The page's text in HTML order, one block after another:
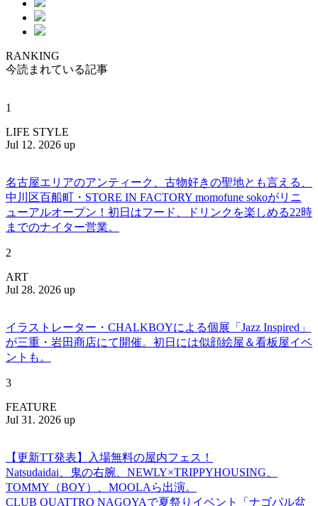
RANKING
今読まれている記事
1
LIFE STYLE
Jul 12. 2026 up
名古屋エリアのアンティーク、古物好きの聖地とも言える、
中川区百船町・STORE IN FACTORY momofune sokoがリニ
ューアルオープン！初日はフード、ドリンクを楽しめる22時
までのナイター営業。
2
ART
Jul 28. 2026 up
イラストレーター・CHALKBOYによる個展「Jazz Inspired」
が三重・岩田商店にて開催。初日には似顔絵屋＆看板屋イベ
ントも。
3
FEATURE
Jul 31. 2026 up
【更新TT発表】入場無料の屋内フェス！
Natsudaidai、鬼の右腕、NEWLY×TRIPPYHOUSING、
TOMMY（BOY）、MOOLAら出演。
CLUB QUATTRO NAGOYAで夏祭りイベント「ナゴパル盆